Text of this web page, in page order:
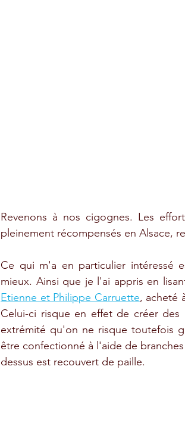
Revenons à nos cigognes. Les
pleinement récompensés en Alsace,
Ce qui m'a en particulier intéressé
mieux. Ainsi que je l'ai appris en
Etienne et Philippe Carruette, acheté
Celui-ci risque en effet de créer
extrémité qu'on ne risque toutefois
être confectionné à l'aide de
dessus est recouvert de paille.